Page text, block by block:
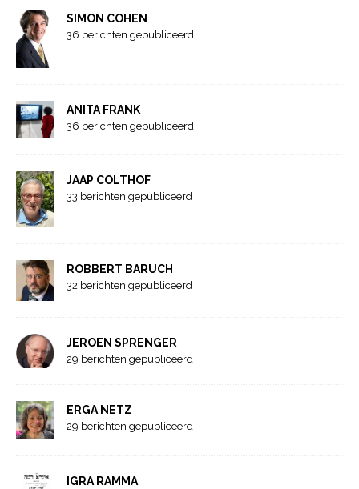
SIMON COHEN
36 berichten gepubliceerd
ANITA FRANK
36 berichten gepubliceerd
JAAP COLTHOF
33 berichten gepubliceerd
ROBBERT BARUCH
32 berichten gepubliceerd
JEROEN SPRENGER
29 berichten gepubliceerd
ERGA NETZ
29 berichten gepubliceerd
IGRA RAMMA